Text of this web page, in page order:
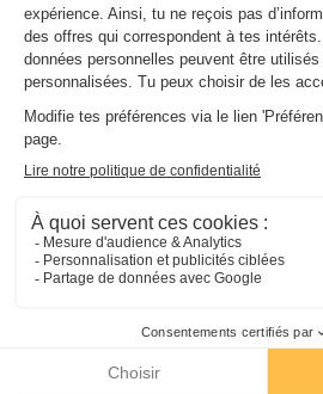
Meilleur prix pour 7 nuits
210 €
Voir les